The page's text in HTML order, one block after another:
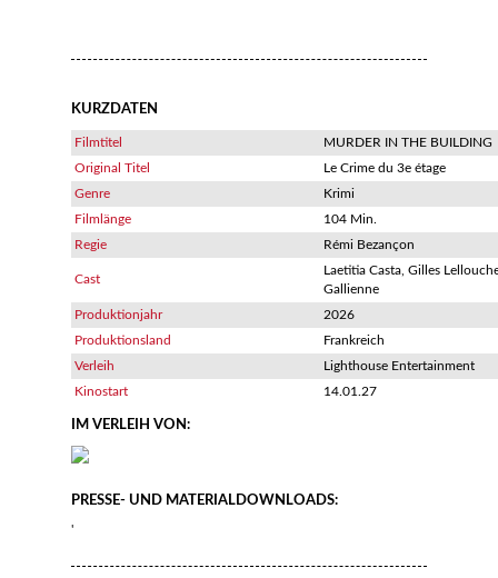
KURZDATEN
Filmtitel
MURDER IN THE BUILDING
Original Titel
Le Crime du 3e étage
Genre
Krimi
Filmlänge
104 Min.
Regie
Rémi Bezançon
Cast
Laetitia Casta, Gilles
Gallienne
Produktionjahr
2026
Produktionsland
Frankreich
Verleih
Lighthouse Entertainment
Kinostart
14.01.27
IM VERLEIH VON:
PRESSE- UND MATERIALDOWNLOADS:
'